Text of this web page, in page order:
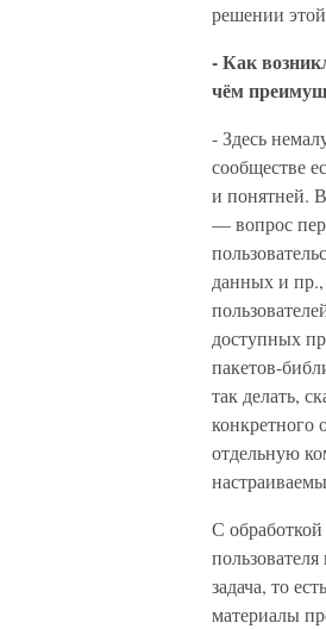
решении этой
- Как
чём
- Здесь
сообществе
и понятней.
— вопрос
данных и пр.,
доступных
пакетов-
так делать,
конкретного
отдельную
С обработкой
задача, то
материалы